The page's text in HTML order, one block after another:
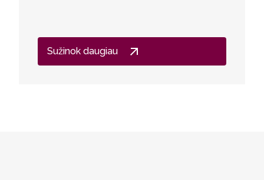
Sužinok daugiau